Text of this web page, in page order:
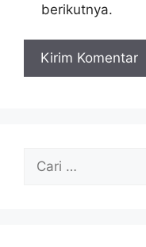
berikutnya.
Cari